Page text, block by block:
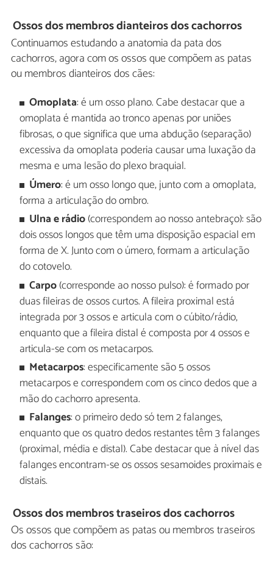
Ossos dos membros dianteiros dos cachorros
Continuamos estudando a anatomia da pata dos
cachorros, agora com os ossos que compõem as patas
ou membros dianteiros dos cães:
Omoplata: é um osso plano. Cabe destacar que a
omoplata é mantida ao tronco apenas por uniões
fibrosas, o que significa que uma abdução (separação)
excessiva da omoplata poderia causar uma luxação da
mesma e uma lesão do plexo braquial.
Úmero: é um osso longo que, junto com a omoplata,
forma a articulação do ombro.
Ulna e rádio(correspondem ao nosso antebraço): são
dois ossos longos que têm uma disposição espacial em
forma de X. Junto com o úmero, formam a articulação
do cotovelo.
Carpo(corresponde ao nosso pulso): é formado por
duas fileiras de ossos curtos. A fileira proximal está
integrada por 3 ossos e articula com o cúbito/rádio,
enquanto que a fileira distal é composta por 4 ossos e
articula-se com os metacarpos.
Metacarpos: especificamente são 5 ossos
metacarpos e correspondem com os cinco dedos que a
mão do cachorro apresenta.
Falanges: o primeiro dedo só tem 2 falanges,
enquanto que os quatro dedos restantes têm 3 falanges
(proximal, média e distal). Cabe destacar que à nível das
falanges encontram-se os ossos sesamoides proximais e
distais.
Ossos dos membros traseiros dos cachorros
Os ossos que compõem as patas ou membros traseiros
dos cachorros são: